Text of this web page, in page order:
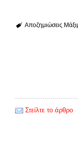
Αποζημιώσεις
Στείλτε το άρθρο